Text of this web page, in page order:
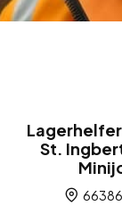
St.